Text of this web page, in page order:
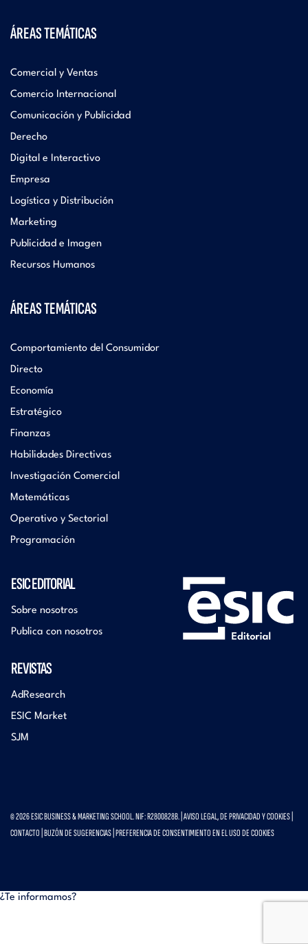
ÁREAS TEMÁTICAS
Comercial y Ventas
Comercio Internacional
Comunicación y Publicidad
Derecho
Digital e Interactivo
Empresa
Logística y Distribución
Marketing
Publicidad e Imagen
Recursos Humanos
ÁREAS TEMÁTICAS
Comportamiento del Consumidor
Directo
Economía
Estratégico
Finanzas
Habilidades Directivas
Investigación Comercial
Matemáticas
Operativo y Sectorial
Programación
ESIC EDITORIAL
Sobre nosotros
Publica con nosotros
REVISTAS
AdResearch
ESIC Market
SJM
© 2026 ESIC BUSINESS & MARKETING SCHOOL. NIF: R2800828B. | AVISO LEGAL, DE PRIVACIDAD Y COOKIES
CONTACTO BUZÓN DE SUGERENCIAS PREFERENCIA DE CONSENTIMIENTO EN EL USO DE COOKIES
¿Te informamos?